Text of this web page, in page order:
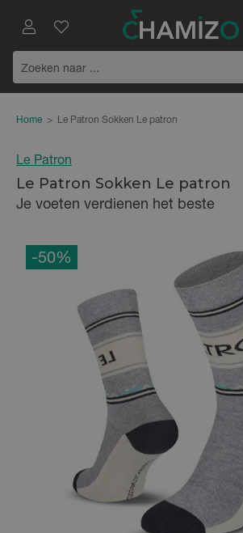
Home > Le Patron Sokken Le patron
Le Patron
Le Patron Sokken Le patron
Je voeten verdienen het beste
-50%